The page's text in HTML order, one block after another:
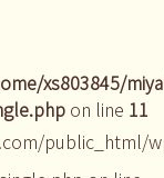
xs803845/
on line 11
public_html/